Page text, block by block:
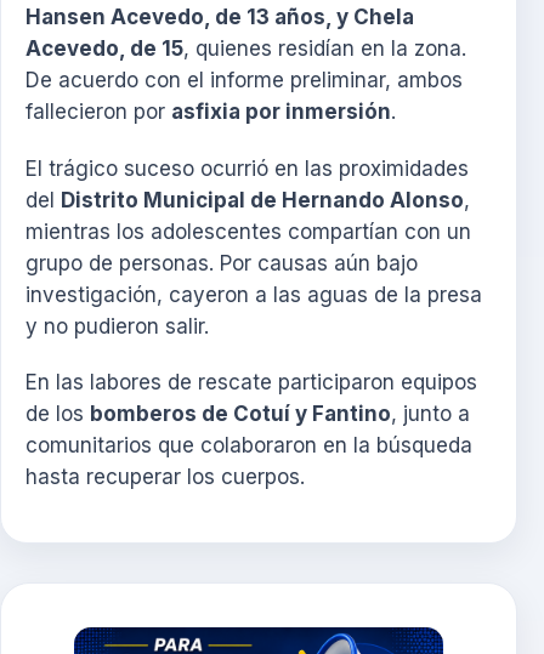
Hansen Acevedo, de 13 años, y Chela
Acevedo, de 15, quienes residían en la zona.
De acuerdo con el informe preliminar, ambos
fallecieron por asfixia por inmersión.
El trágico suceso ocurrió en las proximidades
del Distrito Municipal de Hernando Alonso,
mientras los adolescentes compartían con un
grupo de personas. Por causas aún bajo
investigación, cayeron a las aguas de la presa
y no pudieron salir.
En las labores de rescate participaron equipos
de los bomberos de Cotuí y Fantino, junto a
comunitarios que colaboraron en la búsqueda
hasta recuperar los cuerpos.